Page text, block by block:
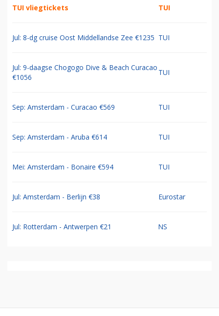
TUI vliegtickets TUI
Jul: 8-dg cruise Oost Middellandse Zee €1235 TUI
Jul: 9-daagse Chogogo Dive & Beach Curacao
€1056
TUI
Sep: Amsterdam - Curacao €569 TUI
Sep: Amsterdam - Aruba €614 TUI
Mei: Amsterdam - Bonaire €594 TUI
Jul: Amsterdam - Berlijn €38 Eurostar
Jul: Rotterdam - Antwerpen €21 NS